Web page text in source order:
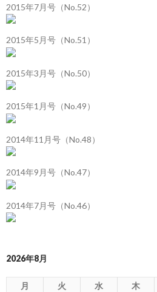
2015年7月号（No.52）
2015年5月号（No.51）
2015年3月号（No.50）
2015年1月号（No.49）
2014年11月号（No.48）
2014年9月号（No.47）
2014年7月号（No.46）
2026年8月
月 火 水 木